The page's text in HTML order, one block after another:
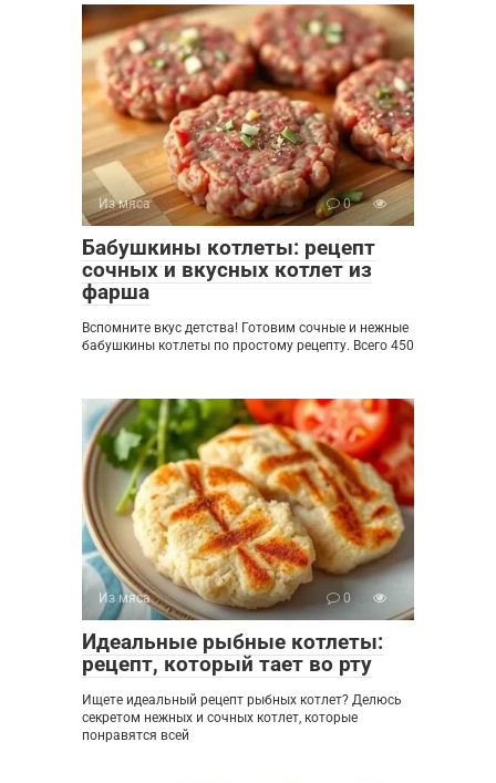
Из мяса 0
Бабушкины котлеты: рецепт
сочных и вкусных котлет из
фарша
Вспомните вкус детства! Готовим сочные и нежные
бабушкины котлеты по простому рецепту. Всего 450
Из мяса 0
Идеальные рыбные котлеты:
рецепт, который тает во рту
Ищете идеальный рецепт рыбных котлет? Делюсь
секретом нежных и сочных котлет, которые
понравятся всей